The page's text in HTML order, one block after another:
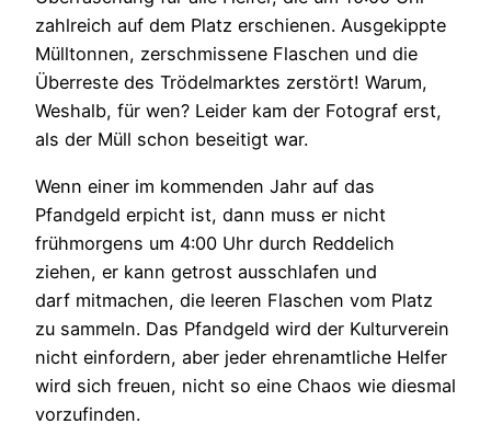
zahlreich auf dem Platz erschienen. Ausgekippte
Mülltonnen, zerschmissene Flaschen und die
Überreste des Trödelmarktes zerstört! Warum,
Weshalb, für wen? Leider kam der Fotograf erst,
als der Müll schon beseitigt war.
Wenn einer im kommenden Jahr auf das
Pfandgeld erpicht ist, dann muss er nicht
frühmorgens um 4:00 Uhr durch Reddelich
ziehen, er kann getrost ausschlafen und
darf mitmachen, die leeren Flaschen vom Platz
zu sammeln. Das Pfandgeld wird der Kulturverein
nicht einfordern, aber jeder ehrenamtliche Helfer
wird sich freuen, nicht so eine Chaos wie diesmal
vorzufinden.